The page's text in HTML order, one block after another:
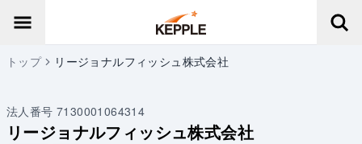
トップ リージョナルフィッシュ株式会社
法人番号 7130001064314
リージョナルフィッシュ株式会社